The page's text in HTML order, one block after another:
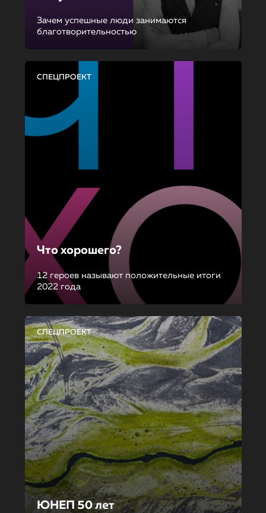
Зачем успешные люди занимаются
благотворительностью
СПЕЦПРОЕКТ
Что хорошего?
12 героев называют положительные итоги
2022 года
СПЕЦПРОЕКТ
ЮНЕП 50 лет